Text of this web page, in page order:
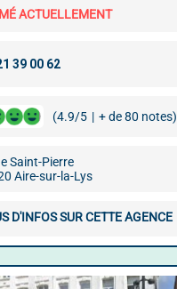
ACTUELLEMENT
(4.9/5 | + de 80 notes)
Saint-Pierre
Aire-sur-la-Lys
D'INFOS SUR CETTE AGENCE